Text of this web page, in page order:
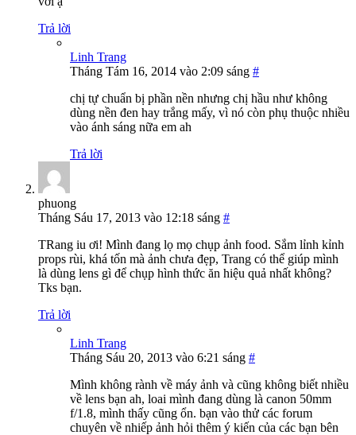
Trả lời
Linh Trang
Tháng Tám 16, 2014 vào 2:09 sáng #
chị tự chuẩn bị phần nền nhưng chị hầu như không
dùng nền đen hay trắng mấy, vì nó còn phụ thuộc nhiều
vào ánh sáng nữa em ah
Trả lời
phuong
Tháng Sáu 17, 2013 vào 12:18 sáng #
TRang iu ơi! Mình đang lọ mọ chụp ảnh food. Sắm lỉnh kỉnh
props rùi, khá tốn mà ảnh chưa đẹp, Trang có thể giúp mình
là dùng lens gì để chụp hình thức ăn hiệu quả nhất không?
Tks bạn.
Trả lời
Linh Trang
Tháng Sáu 20, 2013 vào 6:21 sáng #
Mình không rành về máy ảnh và cũng không biết nhiều
về lens bạn ah, loai mình đang dùng là canon 50mm
f/1.8, mình thấy cũng ổn. bạn vào thử các forum
chuyên về nhiếp ảnh hỏi thêm ý kiến của các bạn bên